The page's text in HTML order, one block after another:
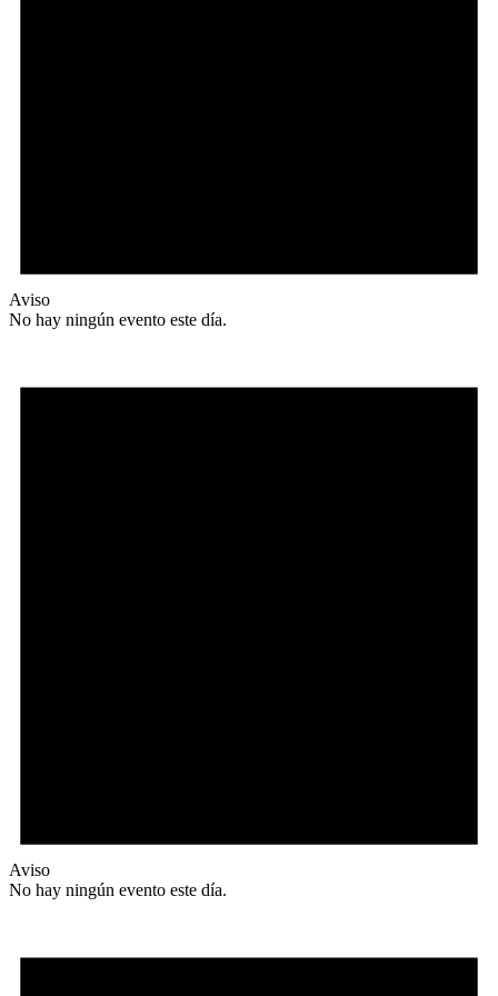
Aviso
No hay ningún evento este día.
Aviso
No hay ningún evento este día.